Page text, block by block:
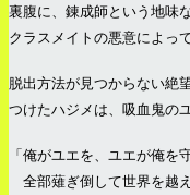
裏腹に、錬成師という地味
クラスメイトの悪意によ
脱出方法が見つからない絶
つけたハジメは、吸血鬼の
「俺がユエを、ユエが俺を
全部薙ぎ倒して世界を越え